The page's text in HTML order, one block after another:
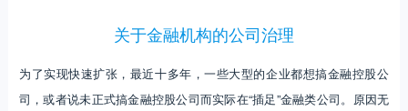
关于金融机构的公司治理
为了实现快速扩张，最近十多年，一些大型的企业都想搞金融控股公
司，或者说未正式搞金融控股公司而实际在“插足”金融类公司。原因无